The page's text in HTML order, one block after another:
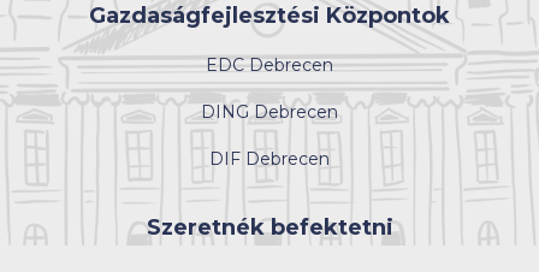
Gazdaságfejlesztési Központok
EDC Debrecen
DING Debrecen
DIF Debrecen
Szeretnék befektetni